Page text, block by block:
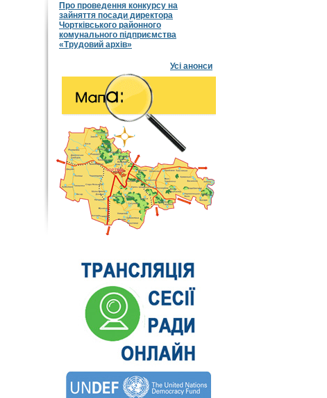
Про проведення конкурсу на
зайняття посади директора
Чортківського районного
комунального підприємства
«Трудовий архів»
Усі анонси